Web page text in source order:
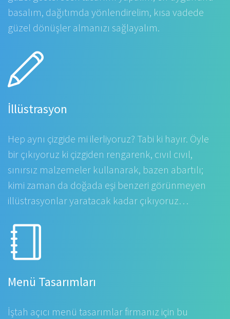
basalım, dağıtımda yönlendirelim, kısa vadede
güzel dönüşler almanızı sağlayalım.
İllüstrasyon
Hep aynı çizgide mi ilerliyoruz? Tabi ki hayır. Öyle
bir çıkıyoruz ki çizgiden rengarenk, cıvıl cıvıl,
sınırsız malzemeler kullanarak, bazen abartılı;
kimi zaman da doğada eşi benzeri görünmeyen
illüstrasyonlar yaratacak kadar çıkıyoruz…
Menü Tasarımları
İştah açıcı menü tasarımlar firmanız için bu